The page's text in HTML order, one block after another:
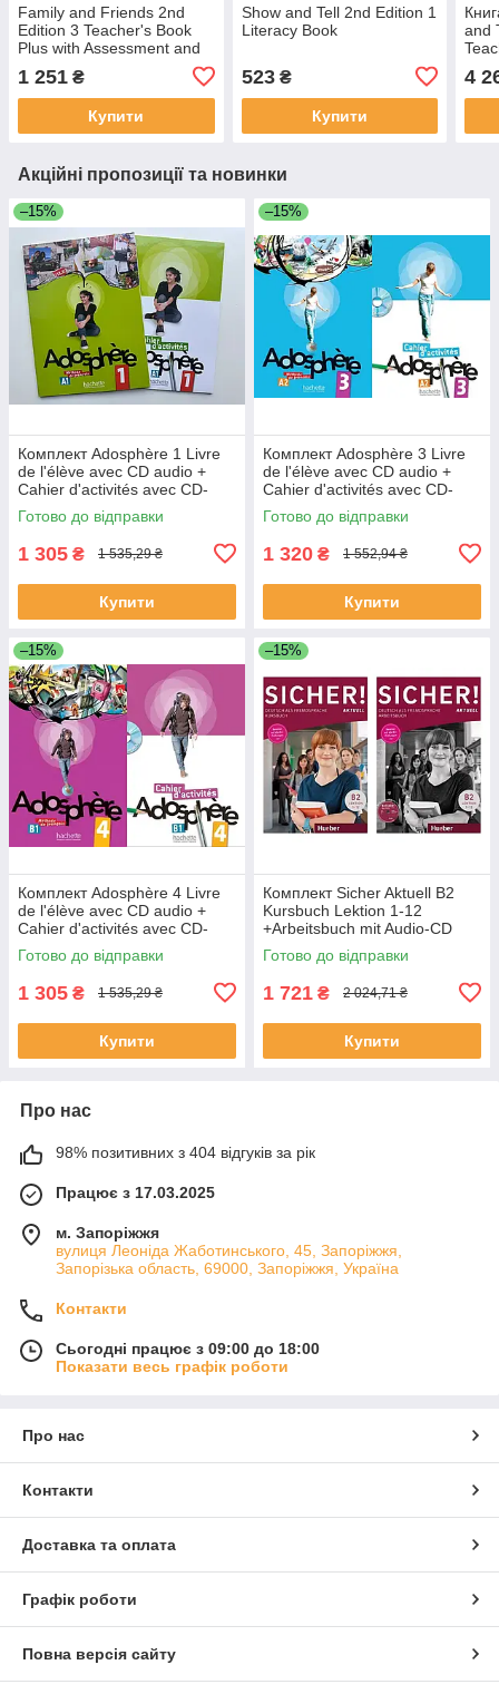
Family and Friends 2nd
Edition 3 Teacher's Book
Plus with Assessment and
Audio CD
1 251 ₴
Купити
Show and Tell 2nd Edition 1
Literacy Book
523₴
Купити
and
4
Акційні пропозиції та новинки
–15%
Комплект Adosphère 1 Livre
de l'élève avec CD audio +
Cahier d'activités avec CD-
ROM (оригинал)
Готово до відправки
1 305 ₴ 1 535,29 ₴
Купити
–15%
Комплект Adosphère 3 Livre
de l'élève avec CD audio +
Cahier d'activités avec CD-
ROM (оригинал)
Готово до відправки
1 320 ₴ 1 552,94 ₴
Купити
–15%
Комплект Adosphère 4 Livre
de l'élève avec CD audio +
Cahier d'activités avec CD-
ROM (оригинал)
Готово до відправки
1 305 ₴ 1 535,29 ₴
Купити
–15%
Комплект Sicher Aktuell B2
Kursbuch Lektion 1-12
+Arbeitsbuch mit Audio-CD
Lektion 1-12 (оригинал)
Готово до відправки
1 721 ₴ 2 024,71 ₴
Купити
Про нас
98% позитивних з 404 відгуків за рік
Працює з 17.03.2025
м. Запоріжжя
вулиця Леоніда Жаботинського, 45, Запоріжжя,
Запорізька область, 69000, Запоріжжя, Україна
Контакти
Сьогодні працює з 09:00 до 18:00
Показати весь графік роботи
Про нас
Контакти
Доставка та оплата
Графік роботи
Повна версія сайту